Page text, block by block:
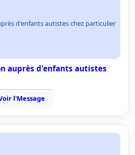
d'enfants autistes chez particulier
auprès d'enfants autistes
l'Message